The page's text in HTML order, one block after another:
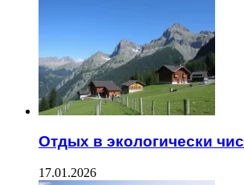
Отдых в экологически
17.01.2026